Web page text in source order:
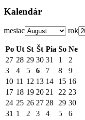
Kalendár
mesiac rok
Po Ut St Št Pia So Ne
27 28 29 30 31 1
2
3
4 5 6 7 8
9
10 11 12 13 14 15 16
17 18 19 20 21 22 23
24 25 26 27 28 29 30
31 1 2 3 4 5 6